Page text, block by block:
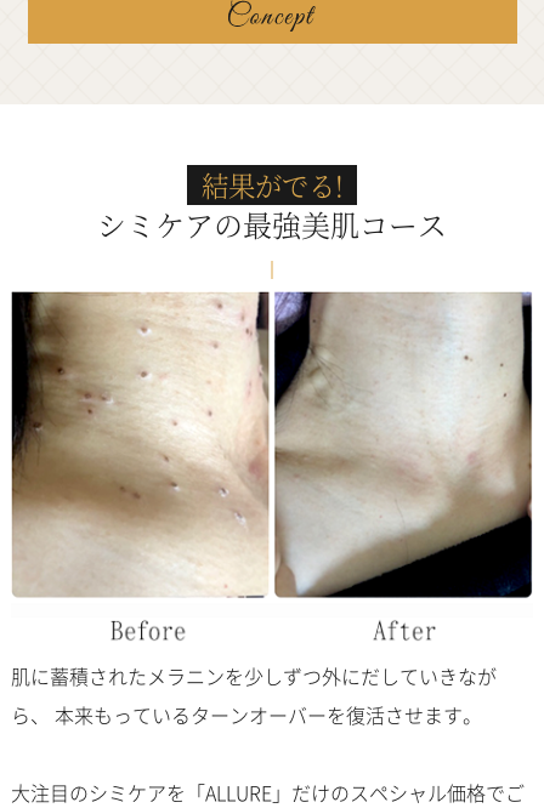
結果がでる!
シミケアの最強美肌コース
肌に蓄積されたメラニンを少しずつ外にだしていきなが
ら、
本来もっているターンオーバーを復活させます。
大注目のシミケアを「ALLURE」だけのスペシャル価格でご